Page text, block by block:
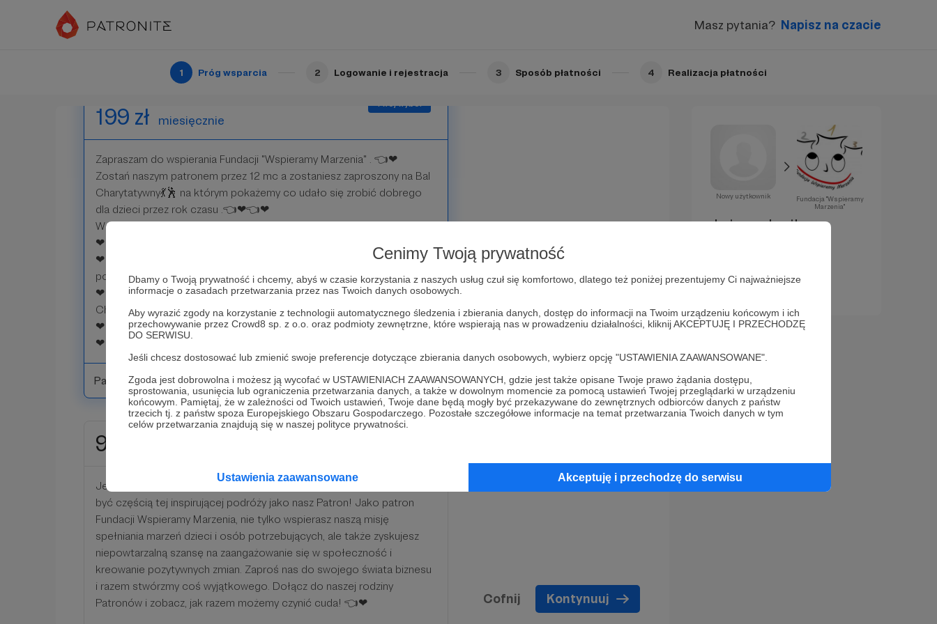
Cenimy Twoją prywatność
Dbamy o Twoją prywatność i chcemy, abyś w czasie korzystania z naszych usług czuł się komfortowo, dlatego też poniżej prezentujemy Ci najważniejsze
informacje o zasadach przetwarzania przez nas Twoich danych osobowych.
Aby wyrazić zgody na korzystanie z technologii automatycznego śledzenia i zbierania danych, dostęp do informacji na Twoim urządzeniu końcowym i ich
przechowywanie przez Crowd8 sp. z o.o. oraz podmioty zewnętrzne, które wspierają nas w prowadzeniu działalności, kliknij AKCEPTUJĘ I PRZECHODZĘ
DO SERWISU.
Jeśli chcesz dostosować lub zmienić swoje preferencje dotyczące zbierania danych osobowych, wybierz opcję "USTAWIENIA ZAAWANSOWANE".
Zgoda jest dobrowolna i możesz ją wycofać w USTAWIENIACH ZAAWANSOWANYCH, gdzie jest także opisane Twoje prawo żądania dostępu,
sprostowania, usunięcia lub ograniczenia przetwarzania danych, a także w dowolnym momencie za pomocą ustawień Twojej przeglądarki w urządzeniu
końcowym. Pamiętaj, że w zależności od Twoich ustawień, Twoje dane będą mogły być przekazywane do zewnętrznych odbiorców danych z państw
trzecich tj. z państw spoza Europejskiego Obszaru Gospodarczego. Pozostałe szczegółowe informacje na temat przetwarzania Twoich danych w tym
celów przetwarzania znajdują się w naszej polityce prywatności.
Ustawienia zaawansowane Akceptuję i przechodzę do serwisu
Masz pytania? Napisz na czacie
1 Próg wsparcia 2 Logowanie i rejestracja 3 Sposób płatności 4 Realizacja płatności
199 zł miesięcznie
Zapraszam do wspierania Fundacji "Wspieramy Marzenia" . 👈❤
Zostań naszym patronem przez 12 mc a zostaniesz zaproszony na Bal
Charytatywny💃🕺 na którym pokażemy co udało się zrobić dobrego
dla dzieci przez rok czasu .👈❤👈❤
Wspierając Nas otrzymasz:
❤ certyfikat "Pomagacza"
❤ możliwość wsparcia ciekawych akcji związanych z rozwojem dzieci
poprzez sport
❤ poznanie innych darczyńców podczas networkingu na Balu
Charytatywnym
❤ zabawa karnawałowa w towarzystwie pozytywnych ludzi❤🤝
❤ wejście Vip na nasze wydarzenia sportowe
Patroni: 0 Limit: 200
999 zł
Jesteśmy Fundacją, która czyni cuda i zmienia życia - a teraz możesz
być częścią tej inspirującej podróży jako nasz Patron! Jako patron
Fundacji Wspieramy Marzenia, nie tylko wspierasz naszą misję
spełniania marzeń dzieci i osób potrzebujących, ale także zyskujesz
niepowtarzalną szansę na zaangażowanie się w społeczność i
kreowanie pozytywnych zmian. Zaproś nas do swojego świata biznesu
i razem stwórzmy coś wyjątkowego. Dołącz do naszej rodziny
Patronów i zobacz, jak razem możemy czynić cuda! 👈❤
Cofnij Kontynuuj
Nowy użytkownik
Fundacja "Wspieramy
Marzenia"
Już za chwilę